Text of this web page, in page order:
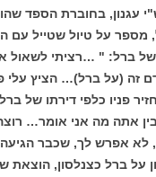
על טיול שטייל עם
של ברל: " …רציתי לשאול
זה (על ברל)… הציץ עלי
פניו כלפי דירתו של
אתה מה אני אומר…
לא אפרש לך, שכבר
על ברל כצנלסון, הוצאת